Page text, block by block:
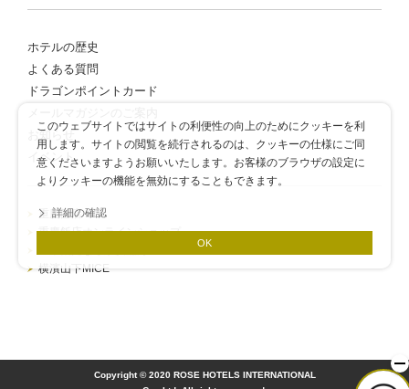
このウェブサイトではサイトの利便性の向上のためにクッキーを利
用します。サイトの閲覧を続行されるのは、クッキーの仕様にご同
意くださいますようお願いいたします。お客様のブラウザの設定に
よりクッキーの機能を無効にすることもできます。
詳細の確認
OK
ホテルの歴史
よくある質問
ドラゴンポイントカード
お知らせ
イベント
重慶飯店
重慶飯店オンラインショップ
横濱山下MICE
Copyright © 2020 ROSE HOTELS INTERNATIONAL